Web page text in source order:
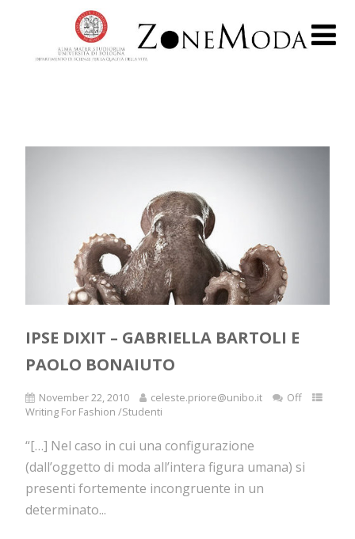
IPSE DIXIT – GABRIELLA BARTOLI E
PAOLO BONAIUTO
November 22, 2010 celeste.priore@unibo.it
Off
Writing For Fashion /Studenti
“[…] Nel caso in cui una configurazione
(dall’oggetto di moda all’intera figura umana) si
presenti fortemente incongruente in un
determinato...